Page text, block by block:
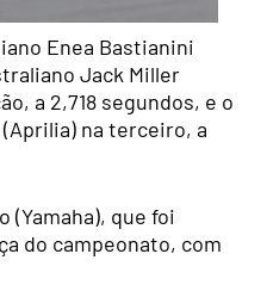
Enea Bastianini
Jack Miller
a 2,718 segundos, e o
na terceiro, a
(Yamaha), que foi
do campeonato, com